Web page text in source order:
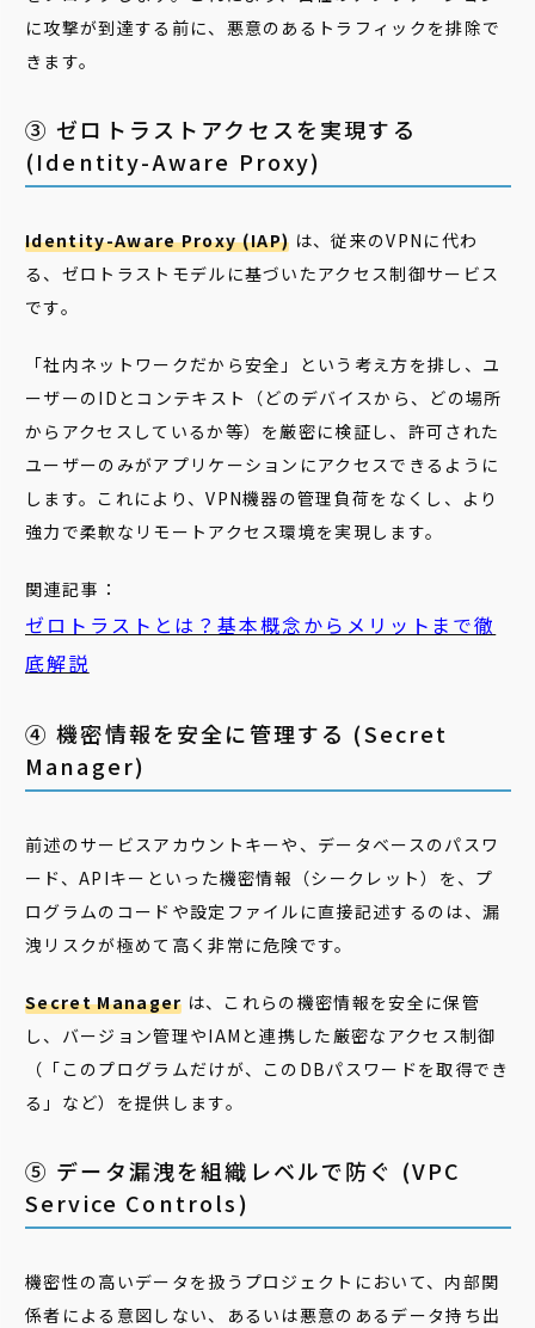
に攻撃が到達する前に、悪意のあるトラフィックを排除で
きます。
③ ゼロトラストアクセスを実現する
(Identity-Aware Proxy)
Identity-Aware Proxy (IAP) は、従来のVPNに代わ
る、ゼロトラストモデルに基づいたアクセス制御サービス
です。
「社内ネットワークだから安全」という考え方を排し、ユ
ーザーのIDとコンテキスト（どのデバイスから、どの場所
からアクセスしているか等）を厳密に検証し、許可された
ユーザーのみがアプリケーションにアクセスできるように
します。これにより、VPN機器の管理負荷をなくし、より
強力で柔軟なリモートアクセス環境を実現します。
関連記事：
ゼロトラストとは？基本概念からメリットまで徹
底解説
④ 機密情報を安全に管理する (Secret
Manager)
前述のサービスアカウントキーや、データベースのパスワ
ード、APIキーといった機密情報（シークレット）を、プ
ログラムのコードや設定ファイルに直接記述するのは、漏
洩リスクが極めて高く非常に危険です。
Secret Manager は、これらの機密情報を安全に保管
し、バージョン管理やIAMと連携した厳密なアクセス制御
（「このプログラムだけが、このDBパスワードを取得でき
る」など）を提供します。
⑤ データ漏洩を組織レベルで防ぐ (VPC
Service Controls)
機密性の高いデータを扱うプロジェクトにおいて、内部関
係者による意図しない、あるいは悪意のあるデータ持ち出